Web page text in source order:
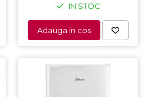
IN STOC
Adauga in cos